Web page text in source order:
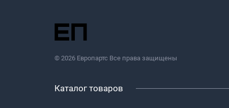
© 2026 Европартс Все права защищены
Каталог товаров